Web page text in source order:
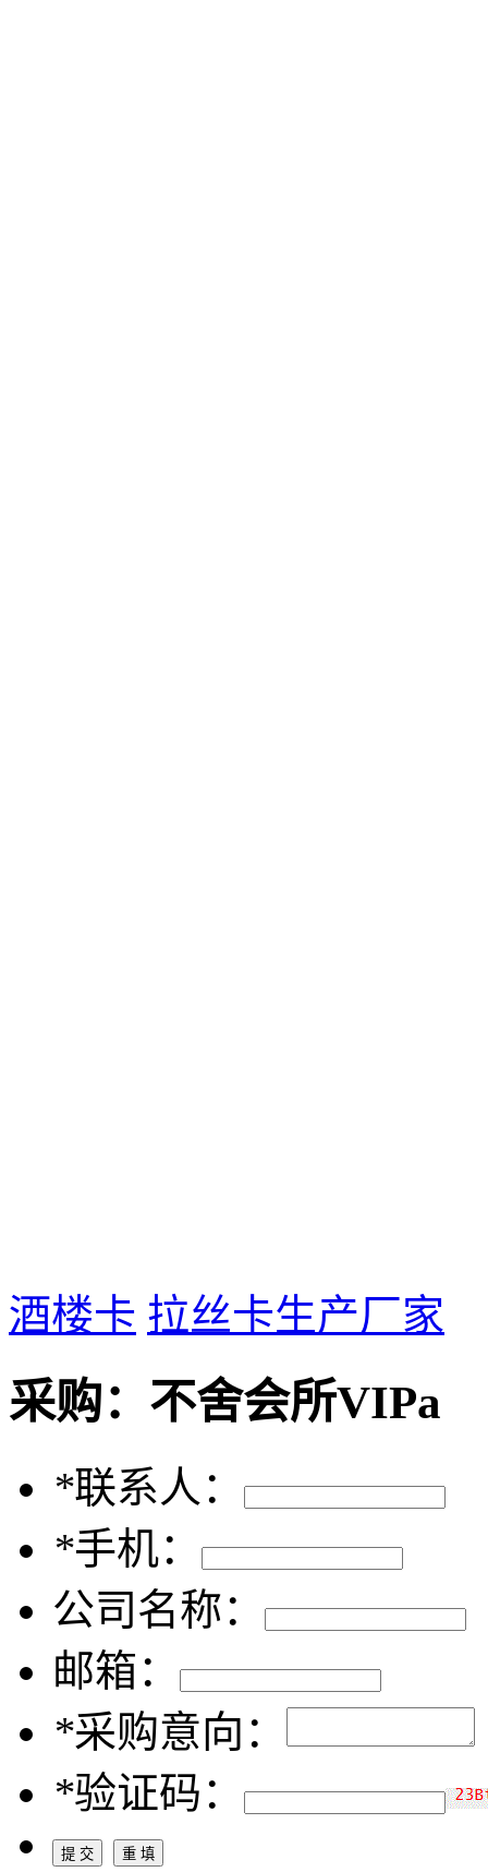
酒楼卡 拉丝卡生产厂家
采购： 不舍会所VIPa
*联系人：
*手机：
公司名称：
邮箱：
*采购意向：
*验证码：